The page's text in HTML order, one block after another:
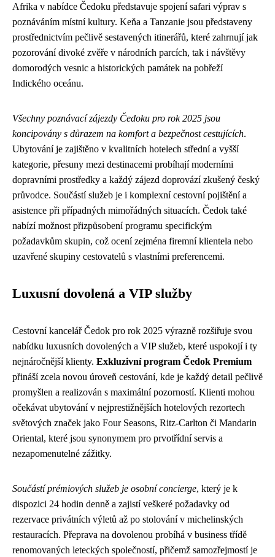
Afrika v nabídce Čedoku představuje spojení safari výprav s
poznáváním místní kultury. Keňa a Tanzanie jsou představeny
prostřednictvím pečlivě sestavených itinerářů, které zahrnují jak
pozorování divoké zvěře v národních parcích, tak i návštěvy
domorodých vesnic a historických památek na pobřeží
Indického oceánu.
Všechny poznávací zájezdy Čedoku pro rok 2025 jsou
koncipovány s důrazem na komfort a bezpečnost cestujících.
Ubytování je zajištěno v kvalitních hotelech střední a vyšší
kategorie, přesuny mezi destinacemi probíhají moderními
dopravními prostředky a každý zájezd doprovází zkušený český
průvodce. Součástí služeb je i komplexní cestovní pojištění a
asistence při případných mimořádných situacích. Čedok také
nabízí možnost přizpůsobení programu specifickým
požadavkům skupin, což ocení zejména firemní klientela nebo
uzavřené skupiny cestovatelů s vlastními preferencemi.
Luxusní dovolená a VIP služby
Cestovní kancelář Čedok pro rok 2025 výrazně rozšiřuje svou
nabídku luxusních dovolených a VIP služeb, které uspokojí i ty
nejnáročnější klienty. Exkluzivní program Čedok Premium
přináší zcela novou úroveň cestování, kde je každý detail pečlivě
promyšlen a realizován s maximální pozorností. Klienti mohou
očekávat ubytování v nejprestižnějších hotelových rezortech
světových značek jako Four Seasons, Ritz-Carlton či Mandarin
Oriental, které jsou synonymem pro prvotřídní servis a
nezapomenutelné zážitky.
Součástí prémiových služeb je osobní concierge, který je k
dispozici 24 hodin denně a zajistí veškeré požadavky od
rezervace privátních výletů až po stolování v michelinských
restauracích. Přeprava na dovolenou probíhá v business třídě
renomovaných leteckých společností, přičemž samozřejmostí je